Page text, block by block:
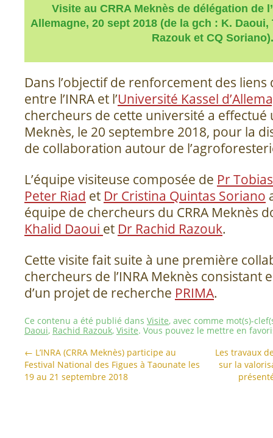
Visite au CRRA Meknès de délégation de
Allemagne, 20 sept 2018 (de la gch : K. Daoui,
Razouk et CQ Soriano).
Dans l’objectif de renforcement des
entre l’INRA et l’Université Kassel
chercheurs de cette université a effectué
Meknès, le 20 septembre 2018, pour la
de collaboration autour de
L’équipe visiteuse composée de Pr
Peter Riad et Dr Cristina Quintas Soriano
équipe de chercheurs du CRRA Meknès
Khalid Daoui et Dr Rachid Razouk.
Cette visite fait suite à une première
chercheurs de l’INRA Meknès consistant
d’un projet de recherche PRIMA.
Ce contenu a été publié dans Visite, avec comme mot(s)-
Daoui, Rachid Razouk, Visite. Vous pouvez le mettre en
← L’INRA (CRRA Meknès) participe au
Festival National des Figues à Taounate les
19 au 21 septembre 2018
Les travaux
sur la